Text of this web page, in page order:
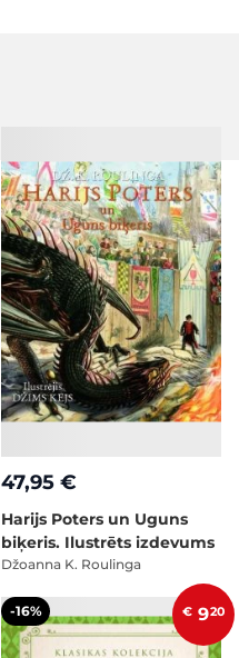
47,95 €
Harijs Poters un Uguns
biķeris. Ilustrēts izdevums
Džoanna K. Roulinga
-16% € 920